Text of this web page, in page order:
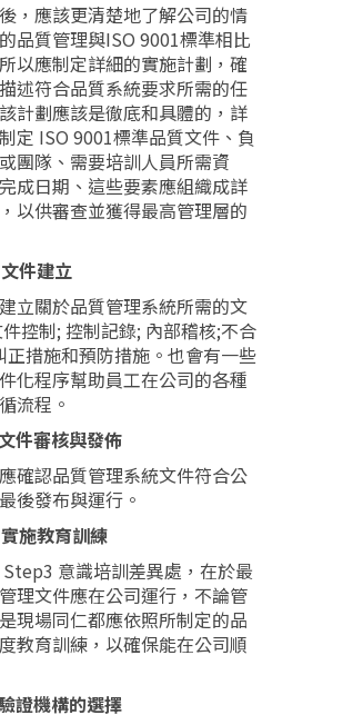
，應該更清楚地了解公司的情
品質管理與ISO 9001標準相比
以應制定詳細的實施計劃，確
述符合品質系統要求所需的任
計劃應該是徹底和具體的，詳
定 ISO 9001標準品質文件、負
團隊、需要培訓人員所需資
成日期、這些要素應組織成詳
以供審查並獲得最高管理層的
件建立
立關於品質管理系統所需的文
控制; 控制記錄; 內部稽核;不合
正措施和預防措施。也會有一些
化程序幫助員工在公司的各種
流程。
件審核與發佈
確認品質管理系統文件符合公
後發布與運行。
施教育訓練
意識培訓差異處，在於最
理文件應在公司運行，不論管
現場同仁都應依照所制定的品
教育訓練，以確保能在公司順
證機構的選擇